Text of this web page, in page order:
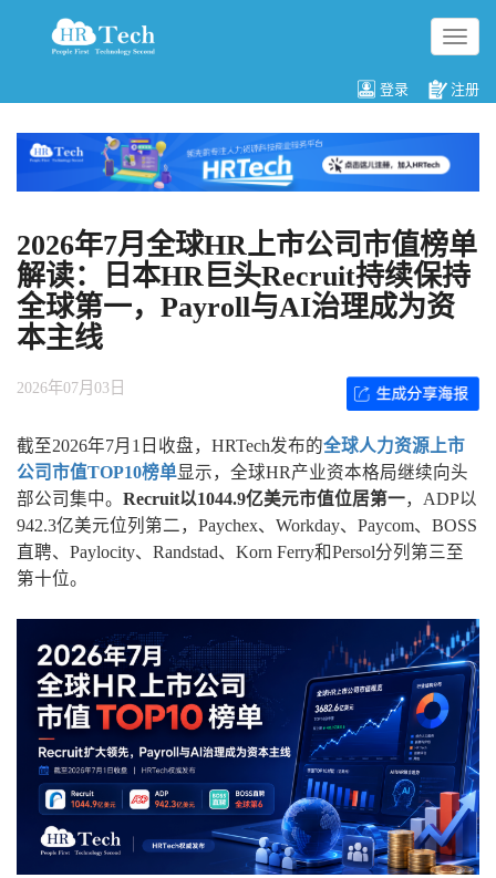
切
换
航
登录 注册
2026年7月全球HR上市公司市值榜单
解读：日本HR巨头Recruit持续保持
全球第一，Payroll与AI治理成为资
本主线
2026年07月03日
截至2026年7月1日收盘，HRTech发布的全球人力资源上市
公司市值TOP10榜单显示，全球HR产业资本格局继续向头
部公司集中。 Recruit以1044.9亿美元市值位居第一，ADP以
942.3亿美元位列第二，Paychex、Workday、Paycom、BOSS
直聘、Paylocity、Randstad、Korn Ferry和Persol分列第三至
第十位。